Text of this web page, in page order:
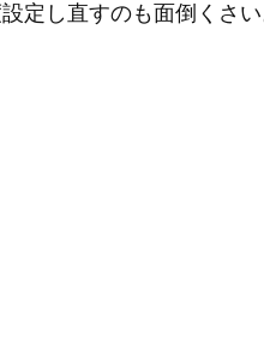
定し直すのも面倒くさい